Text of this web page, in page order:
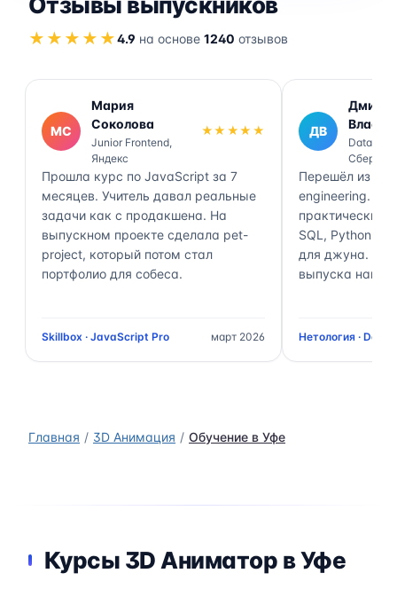
★★★★★4.9 на основе 1240 отзывов
МС
Мария
Соколова
Junior Frontend,
Яндекс
★★★★★
Прошла курс по JavaScript за 7
месяцев. Учитель давал реальные
задачи как с продакшена. На
выпускном проекте сделала pet-
project, который потом стал
портфолио для собеса.
Skillbox · JavaScript Pro март 2026
ДВ
Власов
Data
Сбер
Перешёл из
engineering.
практически
SQL, Python,
для джуна.
выпуска нашёл
Нетология · Data
Главная 3D Анимация Обучение в Уфе
Курсы 3D Аниматор в Уфе